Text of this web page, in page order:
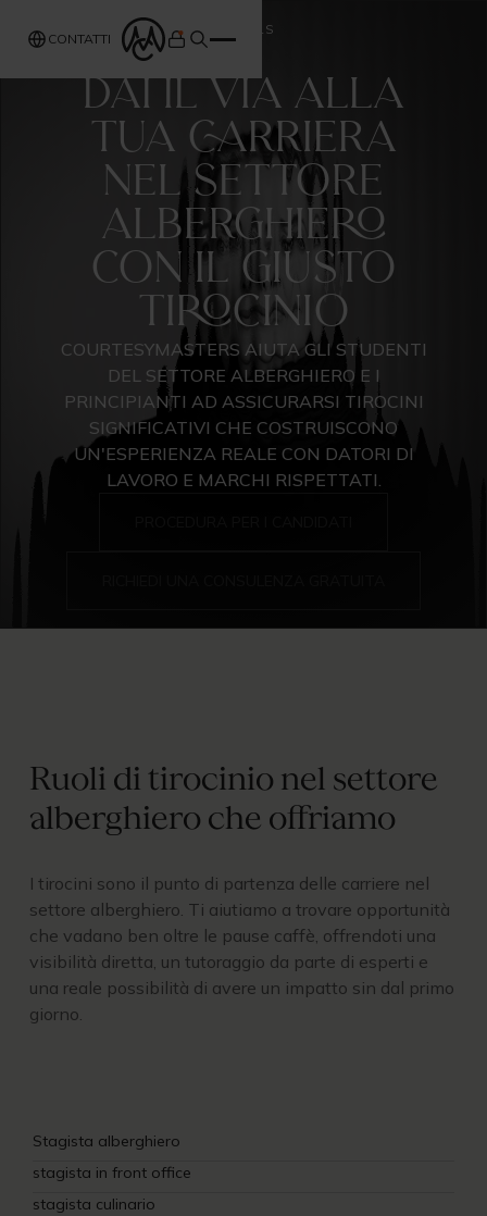
CONTATTI
LEVELS
DAI IL VIA ALLA
TUA CARRIERA
NEL SETTORE
ALBERGHIERO
CON IL GIUSTO
TIROCINIO
COURTESYMASTERS AIUTA GLI STUDENTI
DEL SETTORE ALBERGHIERO E I
PRINCIPIANTI AD ASSICURARSI TIROCINI
SIGNIFICATIVI CHE COSTRUISCONO
UN'ESPERIENZA REALE CON DATORI DI
LAVORO E MARCHI RISPETTATI.
Ruoli di tirocinio nel settore
alberghiero che offriamo
I tirocini sono il punto di partenza delle carriere nel
settore alberghiero. Ti aiutiamo a trovare opportunità
che vadano ben oltre le pause caffè, offrendoti una
visibilità diretta, un tutoraggio da parte di esperti e
una reale possibilità di avere un impatto sin dal primo
giorno.
Stagista alberghiero
stagista in front office
stagista culinario